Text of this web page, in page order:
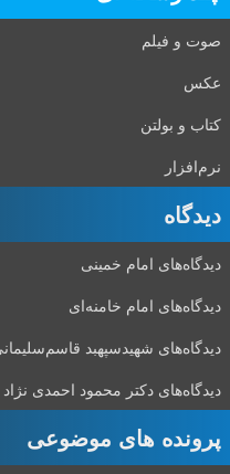
صوت و فیلم
عکس
کتاب و بولتن
نرم‌افزار
دیدگاه‌
دیدگاه‌های امام خمینی
دیدگاه‌های امام خامنه‌ای
دیدگاه‌های شهید‌سپهبد
دیدگاه‌های دکتر محمود احمدی نژاد
پرونده های موضوعی